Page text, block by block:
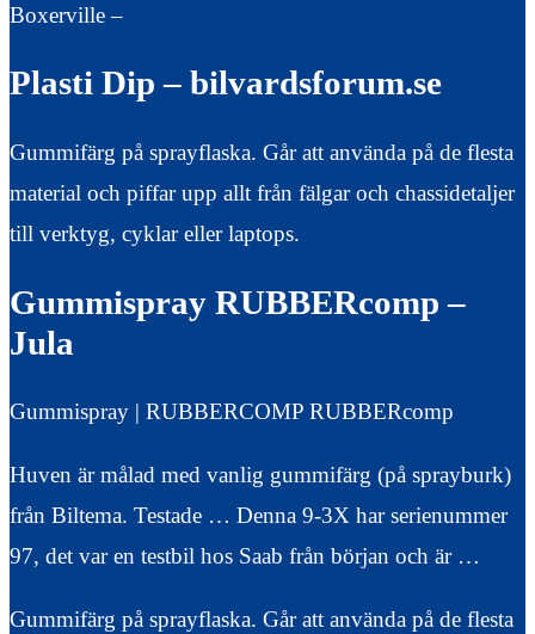
Boxerville –
Plasti Dip – bilvardsforum.se
Gummifärg på sprayflaska. Går att använda på de flesta
material och piffar upp allt från fälgar och chassidetaljer
till verktyg, cyklar eller laptops.
Gummispray RUBBERcomp –
Jula
Gummispray | RUBBERCOMP RUBBERcomp
Huven är målad med vanlig gummifärg (på sprayburk)
från Biltema. Testade … Denna 9-3X har serienummer
97, det var en testbil hos Saab från början och är …
Gummifärg på sprayflaska. Går att använda på de flesta